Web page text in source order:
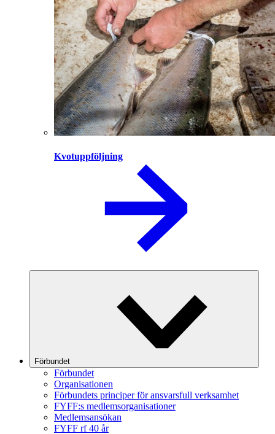
Kvotuppföljning
Förbundet
Förbundet
Organisationen
Förbundets principer för ansvarsfull verksamhet
FYFF:s medlemsorganisationer
Medlemsansökan
FYFF rf 40 år